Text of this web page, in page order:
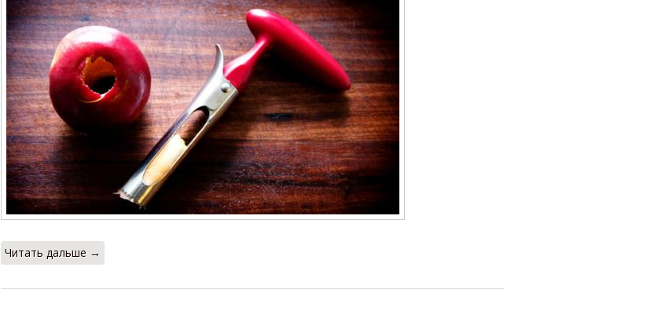
Читать дальше →